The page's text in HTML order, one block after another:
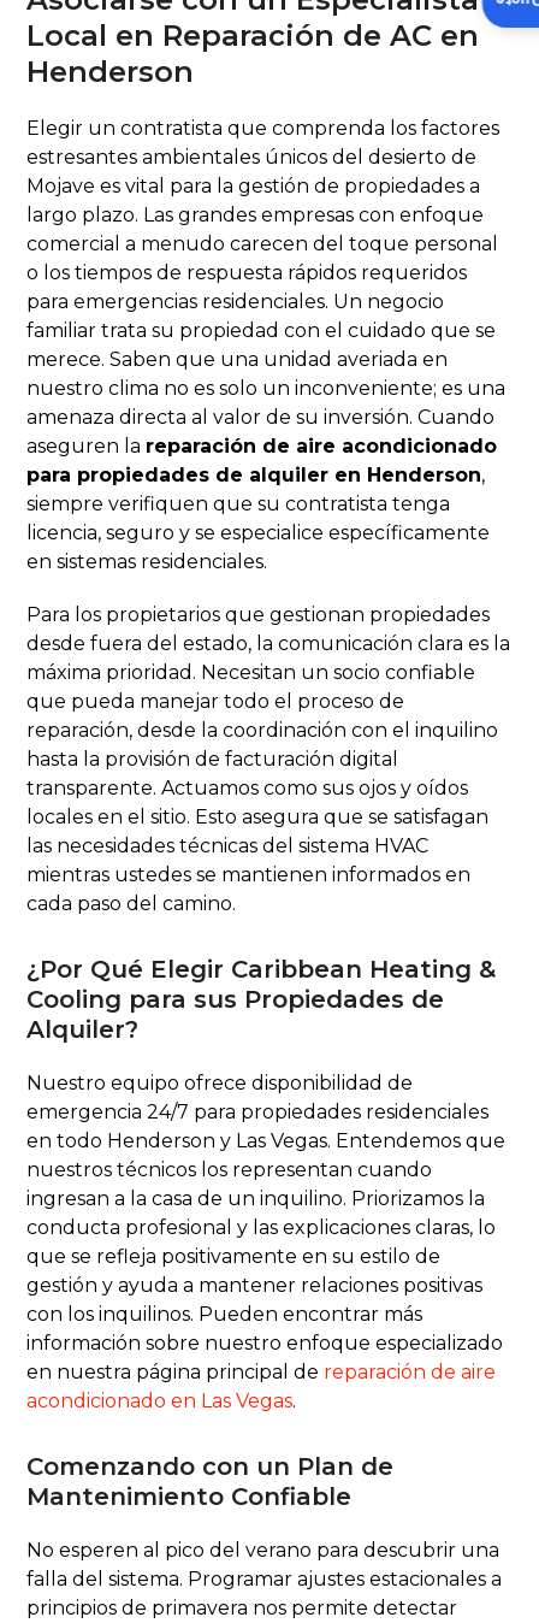
Local en Reparación de AC en
Henderson
Elegir un contratista que comprenda los factores
estresantes ambientales únicos del desierto de
Mojave es vital para la gestión de propiedades a
largo plazo. Las grandes empresas con enfoque
comercial a menudo carecen del toque personal
o los tiempos de respuesta rápidos requeridos
para emergencias residenciales. Un negocio
familiar trata su propiedad con el cuidado que se
merece. Saben que una unidad averiada en
nuestro clima no es solo un inconveniente; es una
amenaza directa al valor de su inversión. Cuando
aseguren la reparación de aire acondicionado
para propiedades de alquiler en Henderson,
siempre verifiquen que su contratista tenga
licencia, seguro y se especialice específicamente
en sistemas residenciales.
Para los propietarios que gestionan propiedades
desde fuera del estado, la comunicación clara es la
máxima prioridad. Necesitan un socio confiable
que pueda manejar todo el proceso de
reparación, desde la coordinación con el inquilino
hasta la provisión de facturación digital
transparente. Actuamos como sus ojos y oídos
locales en el sitio. Esto asegura que se satisfagan
las necesidades técnicas del sistema HVAC
mientras ustedes se mantienen informados en
cada paso del camino.
¿Por Qué Elegir Caribbean Heating &
Cooling para sus Propiedades de
Alquiler?
Nuestro equipo ofrece disponibilidad de
emergencia 24/7 para propiedades residenciales
en todo Henderson y Las Vegas. Entendemos que
nuestros técnicos los representan cuando
ingresan a la casa de un inquilino. Priorizamos la
conducta profesional y las explicaciones claras, lo
que se refleja positivamente en su estilo de
gestión y ayuda a mantener relaciones positivas
con los inquilinos. Pueden encontrar más
información sobre nuestro enfoque especializado
en nuestra página principal de reparación de aire
acondicionado en Las Vegas.
Comenzando con un Plan de
Mantenimiento Confiable
No esperen al pico del verano para descubrir una
falla del sistema. Programar ajustes estacionales a
principios de primavera nos permite detectar